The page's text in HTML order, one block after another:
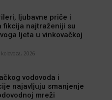
ljubavne priče i
fikcija najtraženiji su
ljeta u vinkovačkoj
2026
vodovoda i
najavljuju smanjenje
mreži